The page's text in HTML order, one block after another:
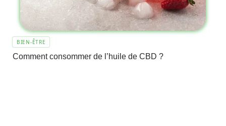
BIEN-ÊTRE
Comment consommer de l’huile de CBD ?